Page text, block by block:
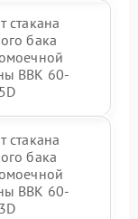
стакана
бака
BBK 60-
стакана
бака
BBK 60-